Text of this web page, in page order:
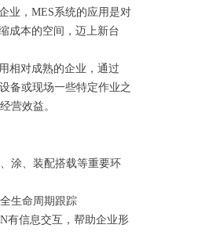
业，MES系统的应用是对
成本的空间，迈上新台
相对成熟的企业，通过
备或现场一些特定作业之
营效益。
涂、装配搭载等重要环
生命周期跟踪
有信息交互，帮助企业形